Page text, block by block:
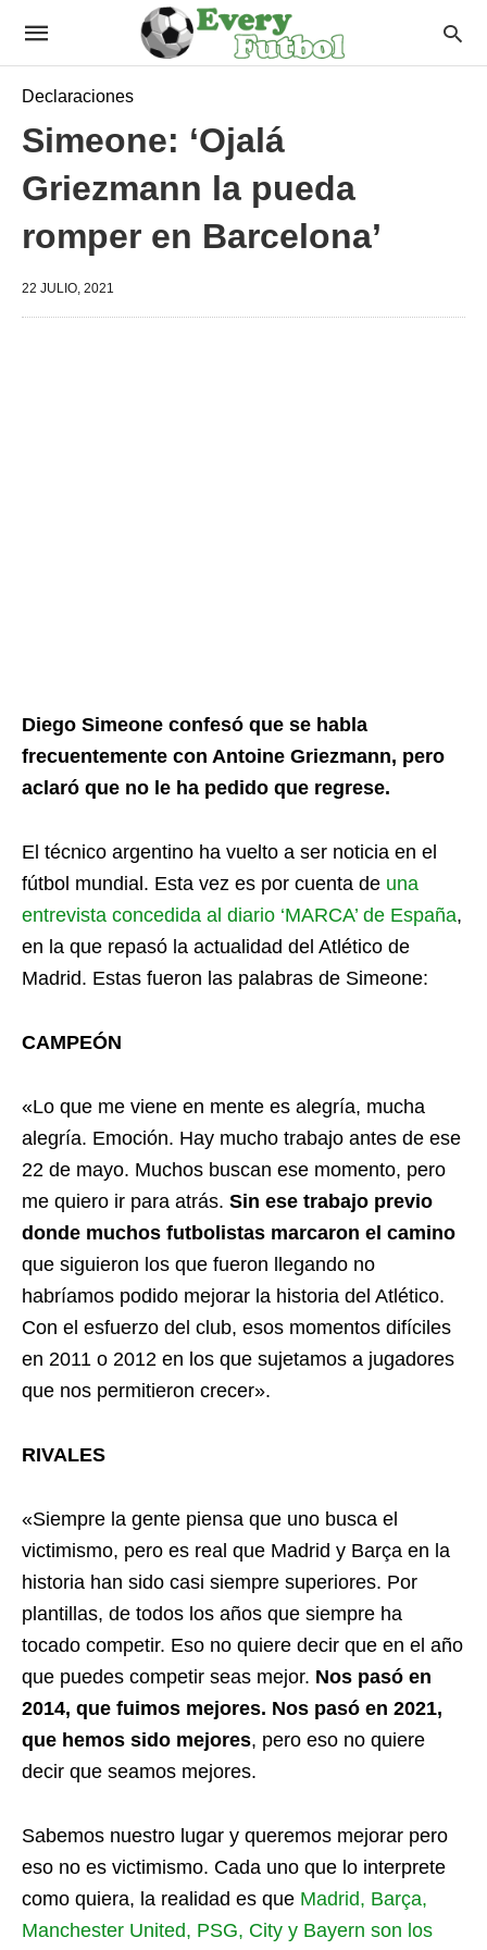
Declaraciones
Simeone: ‘Ojalá
Griezmann la pueda
romper en Barcelona’
22 JULIO, 2021
Diego Simeone confesó que se habla
frecuentemente con Antoine Griezmann, pero
aclaró que no le ha pedido que regrese.
El técnico argentino ha vuelto a ser noticia en el
fútbol mundial. Esta vez es por cuenta de una
entrevista concedida al diario ‘MARCA’ de España,
en la que repasó la actualidad del Atlético de
Madrid. Estas fueron las palabras de Simeone:
CAMPEÓN
«Lo que me viene en mente es alegría, mucha
alegría. Emoción. Hay mucho trabajo antes de ese
22 de mayo. Muchos buscan ese momento, pero
me quiero ir para atrás. Sin ese trabajo previo
donde muchos futbolistas marcaron el camino
que siguieron los que fueron llegando no
habríamos podido mejorar la historia del Atlético.
Con el esfuerzo del club, esos momentos difíciles
en 2011 o 2012 en los que sujetamos a jugadores
que nos permitieron crecer».
RIVALES
«Siempre la gente piensa que uno busca el
victimismo, pero es real que Madrid y Barça en la
historia han sido casi siempre superiores. Por
plantillas, de todos los años que siempre ha
tocado competir. Eso no quiere decir que en el año
que puedes competir seas mejor. Nos pasó en
2014, que fuimos mejores. Nos pasó en 2021,
que hemos sido mejores, pero eso no quiere
decir que seamos mejores.
Sabemos nuestro lugar y queremos mejorar pero
eso no es victimismo. Cada uno que lo interprete
como quiera, la realidad es que Madrid, Barça,
Manchester United, PSG, City y Bayern son los